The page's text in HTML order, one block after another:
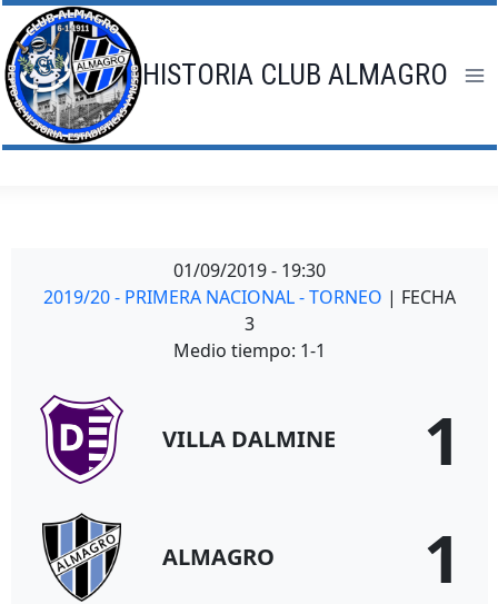
Saltar
al
contenido
HISTORIA CLUB ALMAGRO
01/09/2019 - 19:30
2019/20 - PRIMERA NACIONAL - TORNEO | FECHA
3
Medio tiempo: 1-1
VILLA DALMINE 1
ALMAGRO 1